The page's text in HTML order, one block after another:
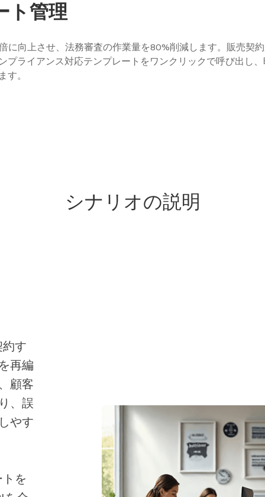
ト管理
に向上させ、法務審査の作業量を80%削減します。販売契
プライアンス対応テンプレートをワンクリックで呼び出し
す。
シナリオの説明
す
再編
顧客
、誤
やす
を